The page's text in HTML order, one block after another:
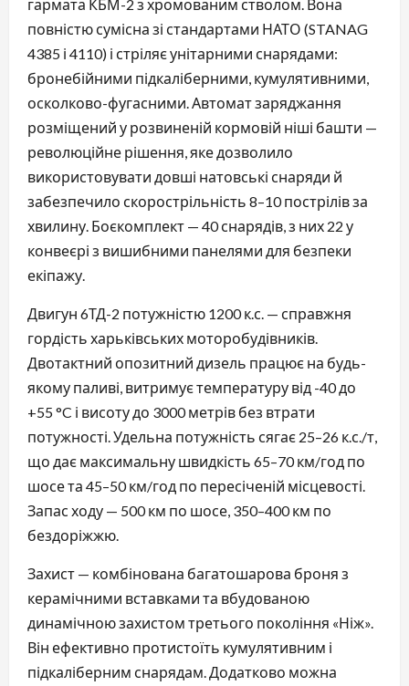
гармата КБМ-2 з хромованим стволом. Вона
повністю сумісна зі стандартами НАТО (STANAG
4385 і 4110) і стріляє унітарними снарядами:
бронебійними підкаліберними, кумулятивними,
осколково-фугасними. Автомат заряджання
розміщений у розвиненій кормовій ніші башти —
революційне рішення, яке дозволило
використовувати довші натовські снаряди й
забезпечило скорострільність 8–10 пострілів за
хвилину. Боєкомплект — 40 снарядів, з них 22 у
конвеєрі з вишибними панелями для безпеки
екіпажу.
Двигун 6ТД-2 потужністю 1200 к.с. — справжня
гордість харьківських моторобудівників.
Двотактний опозитний дизель працює на будь-
якому паливі, витримує температуру від -40 до
+55 °C і висоту до 3000 метрів без втрати
потужності. Удельна потужність сягає 25–26 к.с./т,
що дає максимальну швидкість 65–70 км/год по
шосе та 45–50 км/год по пересіченій місцевості.
Запас ходу — 500 км по шосе, 350–400 км по
бездоріжжю.
Захист — комбінована багатошарова броня з
керамічними вставками та вбудованою
динамічною захистом третього покоління «Ніж».
Він ефективно протистоїть кумулятивним і
підкаліберним снарядам. Додатково можна